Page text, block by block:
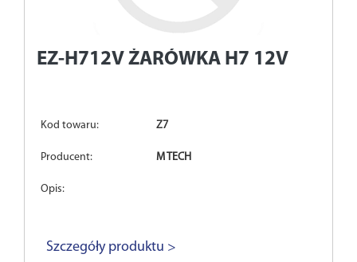
EZ-H712V ŻARÓWKA H7 12V
Kod towaru: Z7
Producent: M TECH
Opis:
Szczegóły produktu >